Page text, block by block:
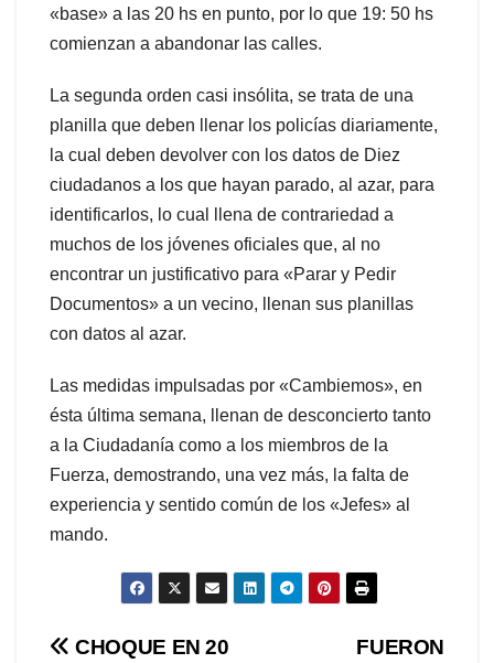
«base» a las 20 hs en punto, por lo que 19: 50 hs
comienzan a abandonar las calles.
La segunda orden casi insólita, se trata de una
planilla que deben llenar los policías diariamente,
la cual deben devolver con los datos de Diez
ciudadanos a los que hayan parado, al azar, para
identificarlos, lo cual llena de contrariedad a
muchos de los jóvenes oficiales que, al no
encontrar un justificativo para «Parar y Pedir
Documentos» a un vecino, llenan sus planillas
con datos al azar.
Las medidas impulsadas por «Cambiemos», en
ésta última semana, llenan de desconcierto tanto
a la Ciudadanía como a los miembros de la
Fuerza, demostrando, una vez más, la falta de
experiencia y sentido común de los «Jefes» al
mando.
FUERON
CHOQUE EN 20